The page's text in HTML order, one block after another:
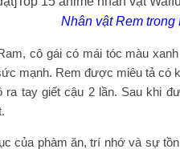
Nhân vật Rem trong
cô gái có mái tóc màu
mạnh. Rem được miêu tả có
ra tay giết cậu 2 lần. Sau khi
của phàm ăn, trí nhớ và sự